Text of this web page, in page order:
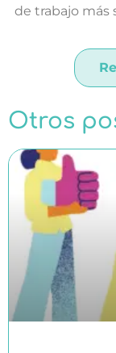
de trabajo más
Otros